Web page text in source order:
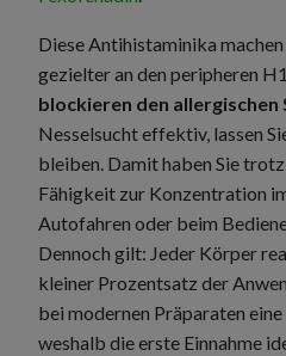
Diese Antihistaminika
gezielter an den peripheren
blockieren den allergischen
Nesselsucht effektiv, lassen
bleiben. Damit haben Sie
Fähigkeit zur Konzentration
Autofahren oder beim
Dennoch gilt: Jeder Körper
kleiner Prozentsatz der
bei modernen Präparaten
weshalb die erste Einnahme